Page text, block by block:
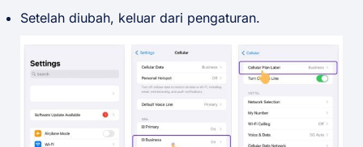
Setelah diubah, keluar dari pengaturan.